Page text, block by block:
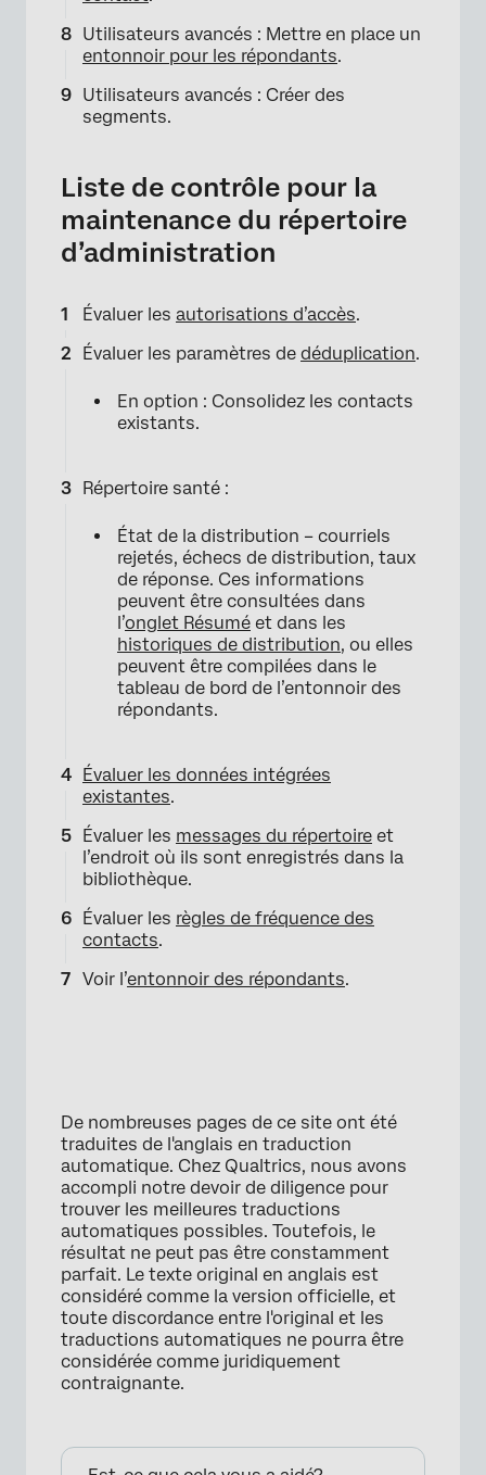
Utilisateurs avancés : Mettre en place un
entonnoir pour les répondants.
Utilisateurs avancés : Créer des
segments.
Liste de contrôle pour la
maintenance du répertoire
d’administration
Évaluer les autorisations d’accès.
Évaluer les paramètres de déduplication.
En option : Consolidez les contacts
existants.
Répertoire santé :
État de la distribution – courriels
rejetés, échecs de distribution, taux
de réponse. Ces informations
peuvent être consultées dans
l’onglet Résumé et dans les
historiques de distribution, ou elles
peuvent être compilées dans le
tableau de bord de l’entonnoir des
répondants.
Évaluer les données intégrées
existantes.
Évaluer les messages du répertoire et
l’endroit où ils sont enregistrés dans la
bibliothèque.
Évaluer les règles de fréquence des
contacts.
Voir l’entonnoir des répondants.
De nombreuses pages de ce site ont été
traduites de l'anglais en traduction
automatique. Chez Qualtrics, nous avons
accompli notre devoir de diligence pour
trouver les meilleures traductions
automatiques possibles. Toutefois, le
résultat ne peut pas être constamment
parfait. Le texte original en anglais est
considéré comme la version officielle, et
toute discordance entre l'original et les
traductions automatiques ne pourra être
considérée comme juridiquement
contraignante.